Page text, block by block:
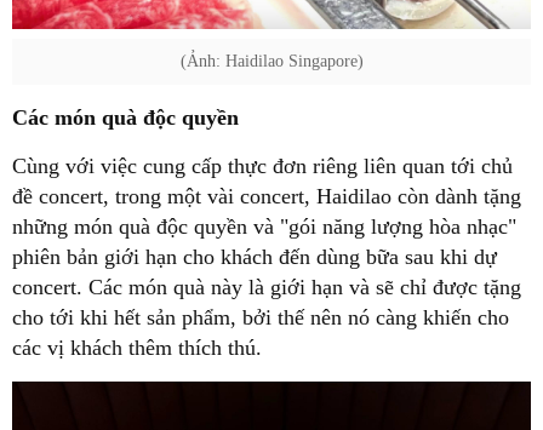
(Ảnh: Haidilao Singapore)
Các món quà độc quyền
Cùng với việc cung cấp thực đơn riêng liên quan tới chủ
đề concert, trong một vài concert, Haidilao còn dành tặng
những món quà độc quyền và "gói năng lượng hòa nhạc"
phiên bản giới hạn cho khách đến dùng bữa sau khi dự
concert. Các món quà này là giới hạn và sẽ chỉ được tặng
cho tới khi hết sản phẩm, bởi thế nên nó càng khiến cho
các vị khách thêm thích thú.